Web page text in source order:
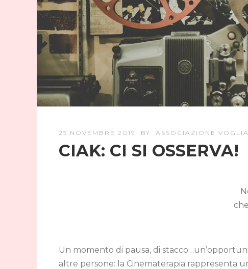
25 NOVEMBRE 2019 BY ASSOCIAZIONE
CIAK: CI SI OSSERVA!
Un momento di pausa, di
altre persone: la Cinematerapia rappresenta